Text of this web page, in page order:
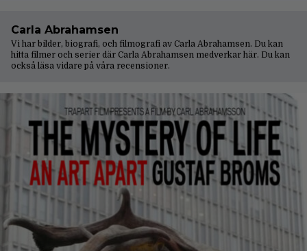
Carla Abrahamsen
Vi har bilder, biografi, och filmografi av Carla Abrahamsen. Du kan
hitta filmer och serier där Carla Abrahamsen medverkar här. Du kan
också läsa vidare på våra recensioner.